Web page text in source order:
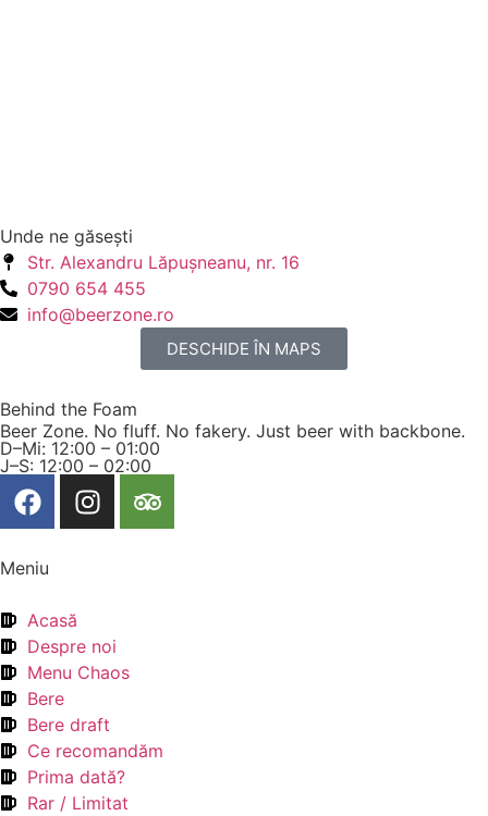
Unde ne găseşti
Str. Alexandru Lăpuşneanu, nr. 16
0790 654 455
info@beerzone.ro
DESCHIDE ÎN MAPS
Behind the Foam
Beer Zone. No fluff. No fakery. Just beer with backbone.
D–Mi: 12:00 – 01:00
J–S: 12:00 – 02:00
Meniu
Acasă
Despre noi
Menu Chaos
Bere
Bere draft
Ce recomandăm
Prima dată?
Rar / Limitat